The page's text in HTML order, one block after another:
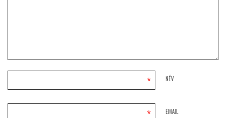
NÉV
*
EMAIL
*